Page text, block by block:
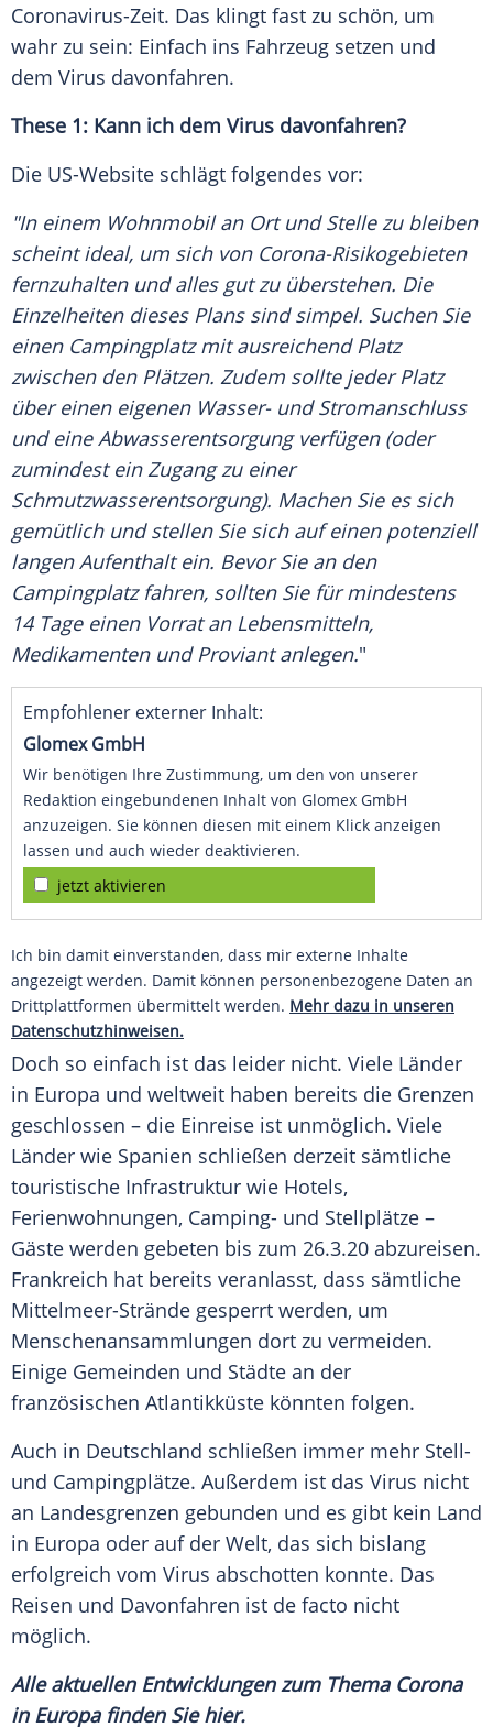
Coronavirus-Zeit. Das klingt fast zu schön, um
wahr zu sein: Einfach ins Fahrzeug setzen und
dem Virus davonfahren.
These 1: Kann ich dem Virus davonfahren?
Die US-Website schlägt folgendes vor:
"In einem Wohnmobilan Ort und Stelle zu bleiben
scheint ideal, um sich von Corona-Risikogebieten
fernzuhalten und alles gut zu überstehen. Die
Einzelheiten dieses Plans sind simpel. Suchen Sie
einen Campingplatzmit ausreichend Platz
zwischen den Plätzen. Zudem sollte jeder Platz
über einen eigenen Wasser- undStromanschluss
und eine Abwasserentsorgung verfügen (oder
zumindest ein Zugang zu einer
Schmutzwasserentsorgung). Machen Sie es sich
gemütlich und stellen Sie sich auf einen potenziell
langenAufenthaltein. Bevor Sie an den
Campingplatzfahren, sollten Sie für mindestens
14 Tage einen Vorratan Lebensmitteln,
Medikamenten und Proviant anlegen."
Empfohlener externer Inhalt:
Glomex GmbH
Wir benötigen Ihre Zustimmung, um den von unserer
Redaktion eingebundenen Inhalt von Glomex GmbH
anzuzeigen. Sie können diesen mit einem Klick anzeigen
lassen und auch wieder deaktivieren.
jetzt aktivieren
Ich bin damit einverstanden, dass mir externe Inhalte
angezeigt werden. Damit können personenbezogene Daten an
Drittplattformen übermittelt werden. Mehr dazu in unseren
Datenschutzhinweisen.
Doch so einfach ist das leider nicht. Viele Länder
in Europa und weltweit haben bereits die Grenzen
geschlossen – die Einreise ist unmöglich. Viele
Länder wie Spanien schließen derzeit sämtliche
touristische Infrastruktur wie Hotels,
Ferienwohnungen, Camping- und Stellplätze –
Gäste werden gebeten bis zum 26.3.20 abzureisen.
Frankreich hat bereits veranlasst, dass sämtliche
Mittelmeer-Strände gesperrt werden, um
Menschenansammlungen dort zu vermeiden.
Einige Gemeinden und Städte an der
französischen Atlantikküste könnten folgen.
Auch in Deutschland schließen immer mehr Stell-
und Campingplätze. Außerdem ist das Virus nicht
an Landesgrenzen gebunden und es gibt kein Land
in Europa oder auf der Welt, das sich bislang
erfolgreich vom Virus abschotten konnte. Das
Reisen und Davonfahren ist de facto nicht
möglich.
Alle aktuellen Entwicklungen zum Thema Corona
in Europafinden Sie hier.